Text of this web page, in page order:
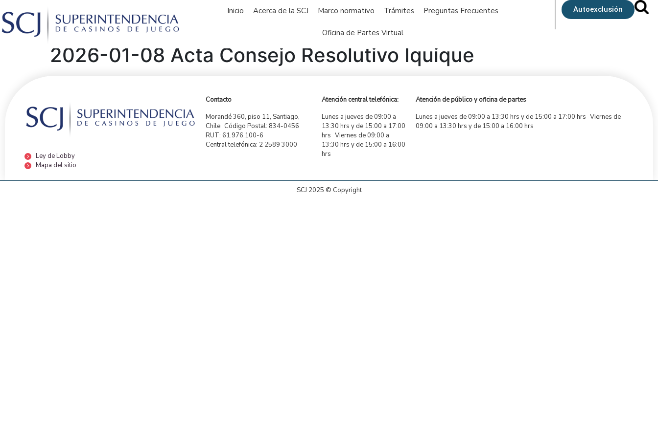
Inicio Acerca de la SCJ Marco normativo Trámites Preguntas Frecuentes
Oficina de Partes Virtual
Autoexclusión
2026-01-08 Acta Consejo Resolutivo Iquique
Ley de Lobby
Mapa del sitio
Contacto
Morandé 360, piso 11, Santiago,
Chile Código Postal: 834-0456
RUT: 61.976.100-6
Central telefónica: 2 2589 3000
Atención central telefónica:
Lunes a jueves de 09:00 a
13:30 hrs y de 15:00 a 17:00
hrs Viernes de 09:00 a
13:30 hrs y de 15:00 a 16:00
hrs
Atención de público y oficina de partes
Lunes a jueves de 09:00 a 13:30 hrs y de 15:00 a 17:00 hrs Viernes de
09:00 a 13:30 hrs y de 15:00 a 16:00 hrs
SCJ 2025 © Copyright